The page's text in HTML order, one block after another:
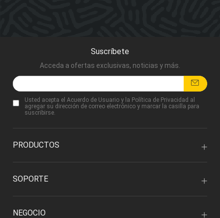
Suscríbete
Acceda a ofertas exclusivas, noticias y más.
Usted acepta el Acuerdo de Usuario y la Política de Privacidad al
agregar su dirección de correo electrónico y marcar la casilla para
suscribirse.
PRODUCTOS
SOPORTE
NEGOCIO